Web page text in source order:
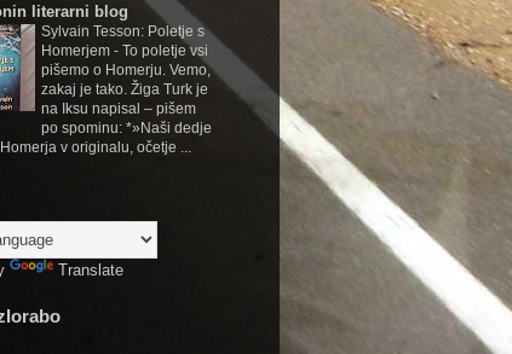
literarni blog
Sylvain Tesson: Poletje s
Homerjem - To poletje vsi
pišemo o Homerju. Vemo,
zakaj je tako. Žiga Turk je
na Iksu napisal – pišem
po spominu: *»Naši dedje
v originalu, očetje ...
Translate